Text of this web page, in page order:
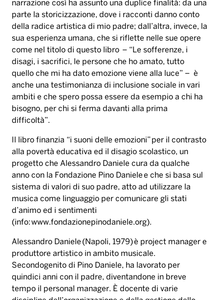
anche una testimonianza di inclusione sociale in vari
ambiti e che spero possa essere da esempio a chi ha
bisogno, per chi si ferma davanti alla prima
difficoltà”.
Il libro finanzia “i suoni delle emozioni” per il contrasto
alla povertà educativa ed il disagio scolastico, un
progetto che Alessandro Daniele cura da qualche
anno con la Fondazione Pino Daniele e che si basa sul
sistema di valori di suo padre, atto ad utilizzare la
musica come linguaggio per comunicare gli stati
(info:www.fondazionepinodaniele.org
Alessandro Daniele (Napoli, 1979) è project manager e
produttore artistico in ambito musicale.
Secondogenito di Pino Daniele, ha lavorato per
quindici anni con il padre, diventandone in breve
tempo il personal manager. È docente di varie
discipline dell’organizzazione e della gestione dello
di Milano. Dirige la Fondazione Pino Daniele ETS per il
perseguimento delle attività sociali e benefiche
intraprese dal padre, preservandone la memoria
attraverso iniziative culturali e musicali in suo nome,
laboratori di ricerca musicale e la formazione artistica